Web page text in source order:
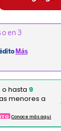
o hasta 9
menores a
Conoce más aqui